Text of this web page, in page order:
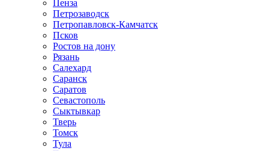
Пенза
Петрозаводск
Петропавловск-Камчатск
Псков
Ростов на дону
Рязань
Салехард
Саранск
Саратов
Севастополь
Сыктывкар
Тверь
Томск
Тула